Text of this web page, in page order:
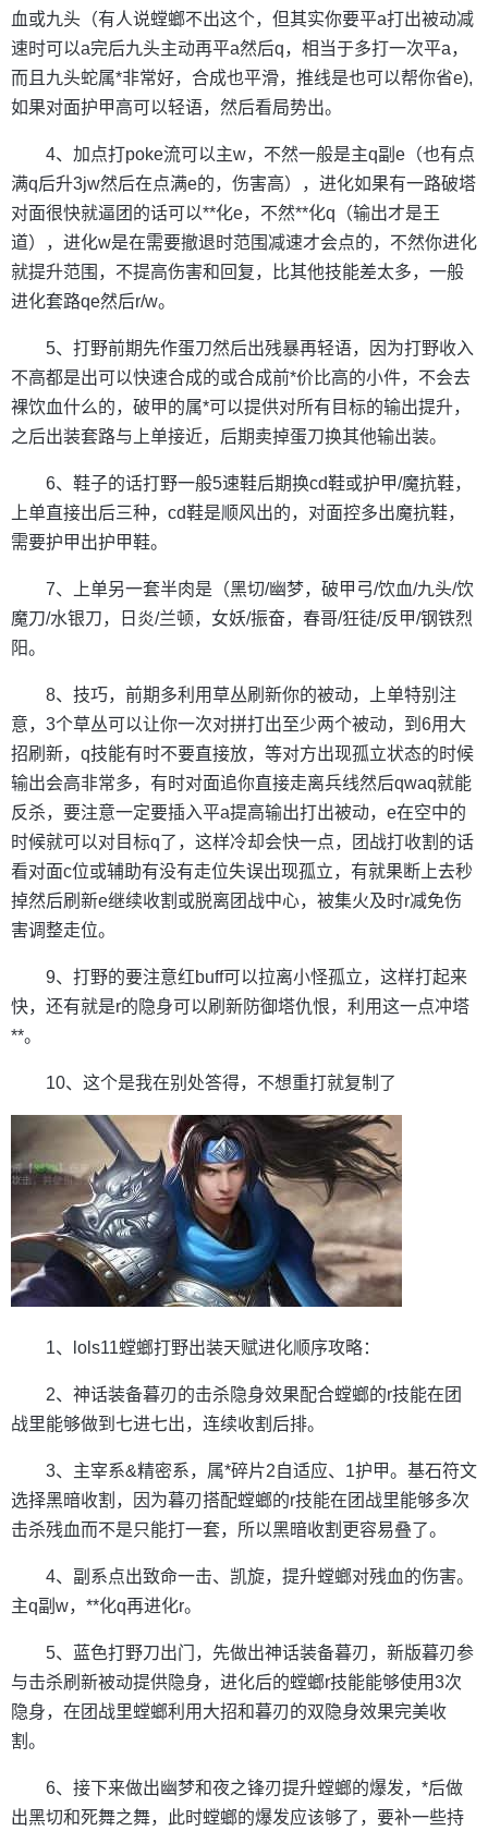
血或九头（有人说螳螂不出这个，但其实你要平a打出被动减
速时可以a完后九头主动再平a然后q，相当于多打一次平a，
而且九头蛇属*非常好，合成也平滑，推线是也可以帮你省e),
如果对面护甲高可以轻语，然后看局势出。
4、加点打poke流可以主w，不然一般是主q副e（也有点
满q后升3jw然后在点满e的，伤害高），进化如果有一路破塔
对面很快就逼团的话可以**化e，不然**化q（输出才是王
道），进化w是在需要撤退时范围减速才会点的，不然你进化
就提升范围，不提高伤害和回复，比其他技能差太多，一般
进化套路qe然后r/w。
5、打野前期先作蛋刀然后出残暴再轻语，因为打野收入
不高都是出可以快速合成的或合成前*价比高的小件，不会去
裸饮血什么的，破甲的属*可以提供对所有目标的输出提升，
之后出装套路与上单接近，后期卖掉蛋刀换其他输出装。
6、鞋子的话打野一般5速鞋后期换cd鞋或护甲/魔抗鞋，
上单直接出后三种，cd鞋是顺风出的，对面控多出魔抗鞋，
需要护甲出护甲鞋。
7、上单另一套半肉是（黑切/幽梦，破甲弓/饮血/九头/饮
魔刀/水银刀，日炎/兰顿，女妖/振奋，春哥/狂徒/反甲/钢铁烈
阳。
8、技巧，前期多利用草丛刷新你的被动，上单特别注
意，3个草丛可以让你一次对拼打出至少两个被动，到6用大
招刷新，q技能有时不要直接放，等对方出现孤立状态的时候
输出会高非常多，有时对面追你直接走离兵线然后qwaq就能
反杀，要注意一定要插入平a提高输出打出被动，e在空中的
时候就可以对目标q了，这样冷却会快一点，团战打收割的话
看对面c位或辅助有没有走位失误出现孤立，有就果断上去秒
掉然后刷新e继续收割或脱离团战中心，被集火及时r减免伤
害调整走位。
9、打野的要注意红buff可以拉离小怪孤立，这样打起来
快，还有就是r的隐身可以刷新防御塔仇恨，利用这一点冲塔
**。
10、这个是我在别处答得，不想重打就复制了
1、lols11螳螂打野出装天赋进化顺序攻略：
2、神话装备暮刃的击杀隐身效果配合螳螂的r技能在团
战里能够做到七进七出，连续收割后排。
3、主宰系&精密系，属*碎片2自适应、1护甲。基石符文
选择黑暗收割，因为暮刃搭配螳螂的r技能在团战里能够多次
击杀残血而不是只能打一套，所以黑暗收割更容易叠了。
4、副系点出致命一击、凯旋，提升螳螂对残血的伤害。
主q副w，**化q再进化r。
5、蓝色打野刀出门，先做出神话装备暮刃，新版暮刃参
与击杀刷新被动提供隐身，进化后的螳螂r技能能够使用3次
隐身，在团战里螳螂利用大招和暮刃的双隐身效果完美收
割。
6、接下来做出幽梦和夜之锋刃提升螳螂的爆发，*后做
出黑切和死舞之舞，此时螳螂的爆发应该够了，要补一些持